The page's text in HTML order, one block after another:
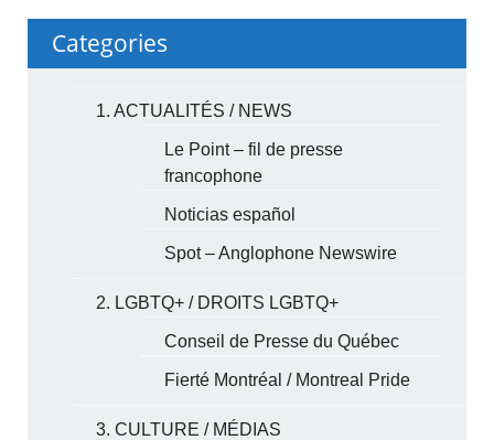
Categories
1. ACTUALITÉS / NEWS
Le Point – fil de presse
francophone
Noticias español
Spot – Anglophone Newswire
2. LGBTQ+ / DROITS LGBTQ+
Conseil de Presse du Québec
Fierté Montréal / Montreal Pride
3. CULTURE / MÉDIAS